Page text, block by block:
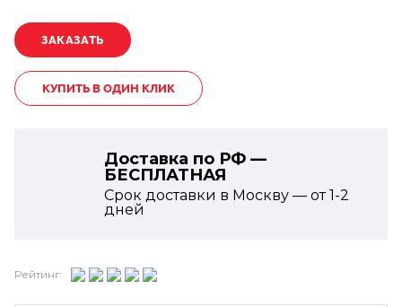
КУПИТЬ В ОДИН КЛИК
Доставка по РФ —
БЕСПЛАТНАЯ
Срок доставки в Москву — от1-2
дней
Рейтинг: